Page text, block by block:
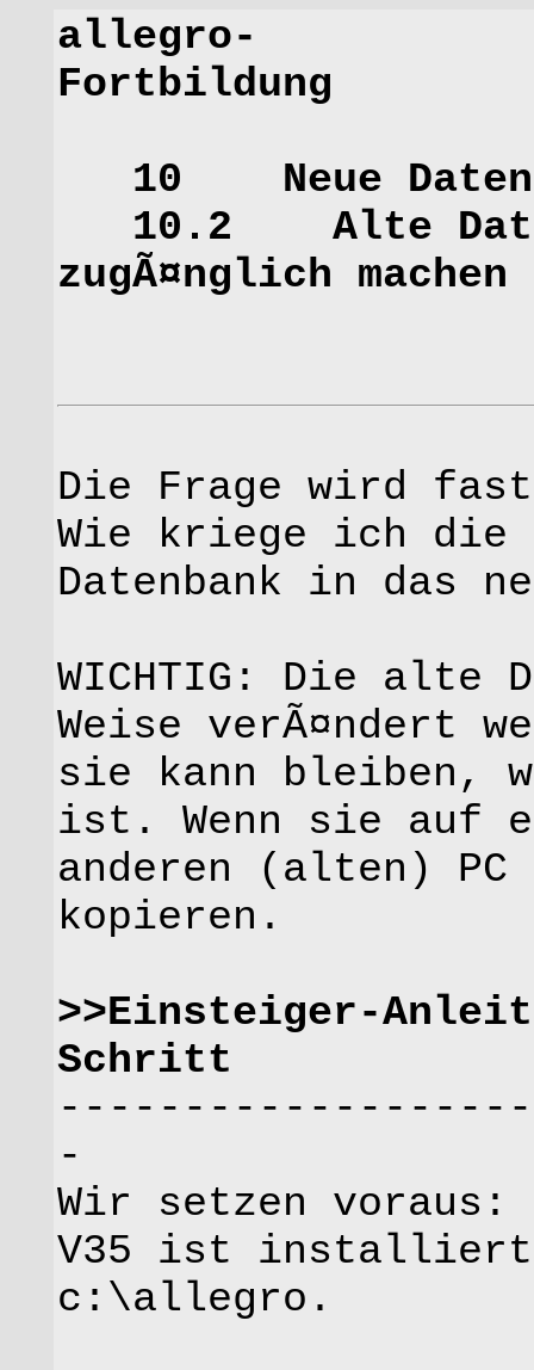
allegro-
10 Neue
10.2 Alte
zugÃ¤nglich machen
Die Frage wird
Wie kriege ich die
Datenbank in das
WICHTIG: Die alte
Weise verÃ¤ndert
sie kann bleiben,
ist. Wenn sie auf
anderen (alten)
kopieren.
>>Einsteiger-
Schritt
-
Wir setzen voraus:
V35 ist
c:\allegro.